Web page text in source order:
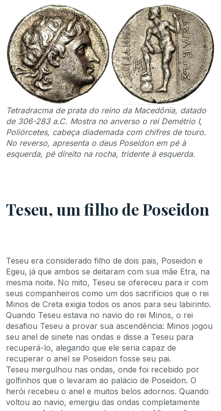
Tetradracma de prata do reino da Macedônia, datado
de 306-283 a.C. Mostra no anverso o rei Demétrio I,
Poliórcetes, cabeça diademada com chifres de touro.
No reverso, apresenta o deus Poseidon em pé à
esquerda, pé direito na rocha, tridente à esquerda.
Teseu, um filho de Poseidon
Teseu era considerado filho de dois pais, Poseidon e
Egeu, já que ambos se deitaram com sua mãe Etra, na
mesma noite. No mito, Teseu se ofereceu para ir com
seus companheiros como um dos sacrifícios que o rei
Minos de Creta exigia todos os anos para seu labirinto.
Quando Teseu estava no navio do rei Minos, o rei
desafiou Teseu a provar sua ascendência: Minos jogou
seu anel de sinete nas ondas e disse a Teseu para
recuperá-lo, alegando que ele seria capaz de
recuperar o anel se Poseidon fosse seu pai.
Teseu mergulhou nas ondas, onde foi recebido por
golfinhos que o levaram ao palácio de Poseidon. O
herói recebeu o anel e muitos belos adornos. Quando
voltou ao navio, emergiu das ondas completamente